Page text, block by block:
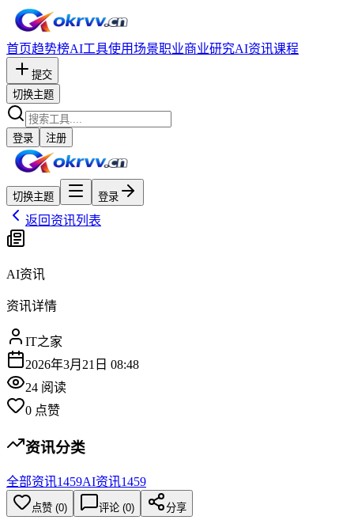
首页趋势榜AI工具使用场景职业商业研究AI资讯课程
提交
切换主题
登录 注册
切换主题 登录
返回资讯列表
AI资讯
资讯详情
IT之家
2026年3月21日 08:48
24 阅读
0 点赞
资讯分类
全部资讯1459AI资讯1459
点赞 (0) 评论 (0) 分享